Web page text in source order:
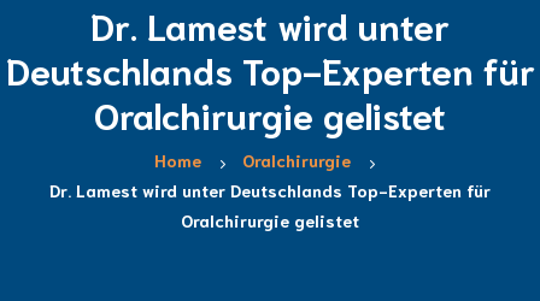
Dr. Lamest wird unter
Deutschlands Top-Experten für
Oralchirurgie gelistet
Home
Oralchirurgie
Dr. Lamest wird unter Deutschlands Top-Experten für
Oralchirurgie gelistet